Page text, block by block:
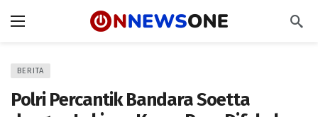
BERITA
Polri Percantik Bandara Soetta